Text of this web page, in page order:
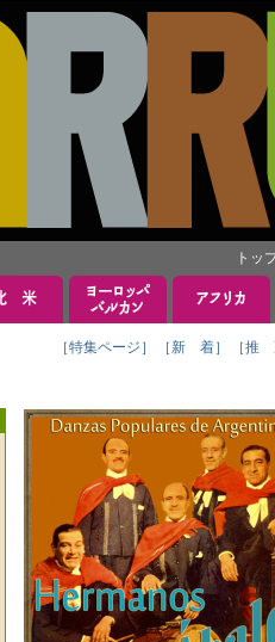
トッ
［特集ページ］ ［新 着］ ［推